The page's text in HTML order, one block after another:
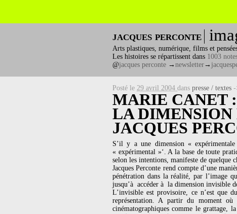
jacques perconte
Arts plastiques, numérique, films et
Les histoires se répartissent dans 1003
@jacques perconte → newsletter→
Posté le 29 avril 2004 dans presse / textes -
MARIE CANET :
LA
JACQUES
S’il y a une dimension «
« expérimental »‘. A la base de toute
selon les intentions, manifeste de quelque
Jacques Perconte rend compte d’une
pénétration dans la réalité, par l’image
jusqu’à accéder à la dimension invisible
L’invisible est provisoire, ce n’est que
représentation. A partir du moment
cinématographiques comme le grattage,